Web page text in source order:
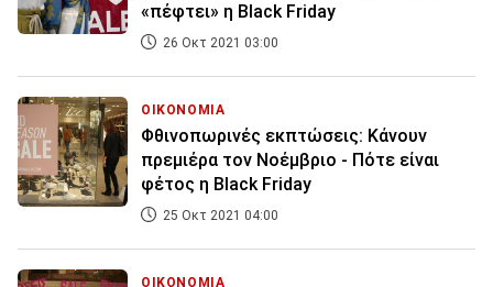
«πέφτει» η Black Friday
26 Οκτ 2021 03:00
ΟΙΚΟΝΟΜΙΑ
Φθινοπωρινές εκπτώσεις: Κάνουν
πρεμιέρα τον Νοέμβριο - Πότε είναι
φέτος η Black Friday
25 Οκτ 2021 04:00
ΟΙΚΟΝΟΜΙΑ